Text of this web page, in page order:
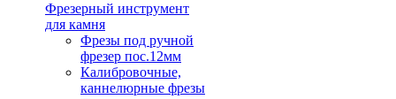
Фрезерный инструмент
для камня
Фрезы под ручной
фрезер пос.12мм
Калибровочные,
каннелюрные фрезы